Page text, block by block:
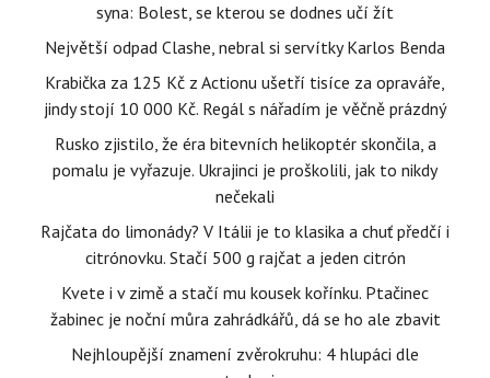
syna: Bolest, se kterou se dodnes učí žít
Největší odpad Clashe, nebral si servítky Karlos Benda
Krabička za 125 Kč z Actionu ušetří tisíce za opraváře,
jindy stojí 10 000 Kč. Regál s nářadím je věčně prázdný
Rusko zjistilo, že éra bitevních helikoptér skončila, a
pomalu je vyřazuje. Ukrajinci je proškolili, jak to nikdy
nečekali
Rajčata do limonády? V Itálii je to klasika a chuť předčí i
citrónovku. Stačí 500 g rajčat a jeden citrón
Kvete i v zimě a stačí mu kousek kořínku. Ptačinec
žabinec je noční můra zahrádkářů, dá se ho ale zbavit
Nejhloupější znamení zvěrokruhu: 4 hlupáci dle